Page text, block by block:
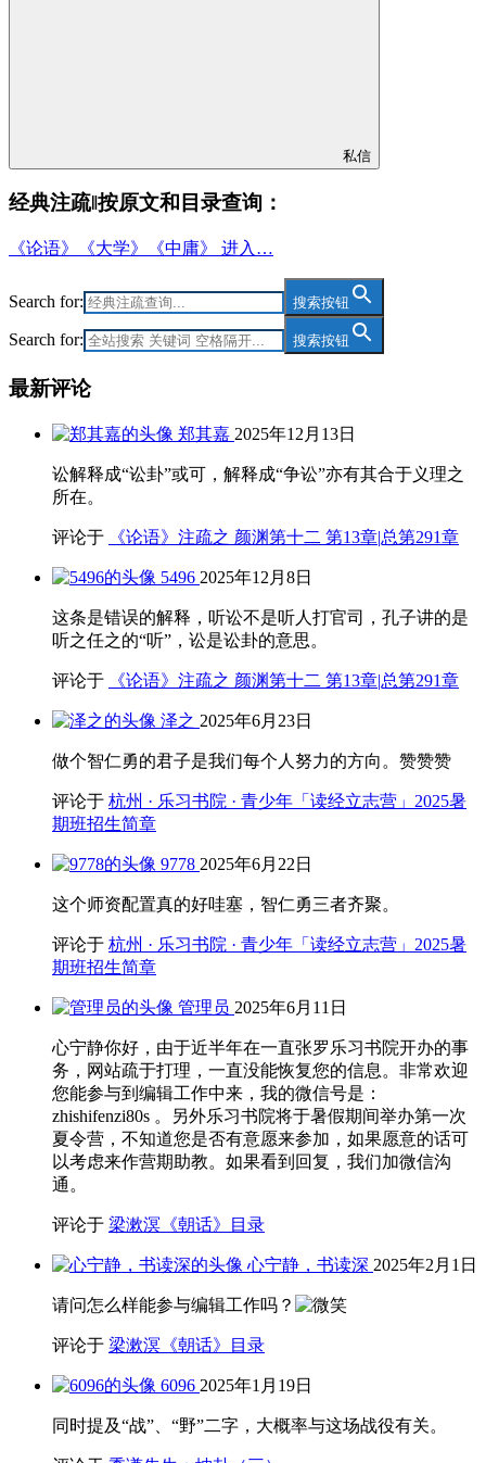
私信
经典注疏‖按原文和目录查询：
《论语》《大学》《中庸》 进入…
Search for: 搜索按钮
Search for: 搜索按钮
最新评论
郑其嘉 2025年12月13日
讼解释成“讼卦”或可，解释成“争讼”亦有其合于义理之
所在。
评论于 《论语》注疏之 颜渊第十二 第13章|总第291章
5496 2025年12月8日
这条是错误的解释，听讼不是听人打官司，孔子讲的是
听之任之的“听”，讼是讼卦的意思。
评论于 《论语》注疏之 颜渊第十二 第13章|总第291章
泽之 2025年6月23日
做个智仁勇的君子是我们每个人努力的方向。赞赞赞
评论于 杭州 · 乐习书院 · 青少年「读经立志营」2025暑
期班招生简章
9778 2025年6月22日
这个师资配置真的好哇塞，智仁勇三者齐聚。
评论于 杭州 · 乐习书院 · 青少年「读经立志营」2025暑
期班招生简章
管理员 2025年6月11日
心宁静你好，由于近半年在一直张罗乐习书院开办的事
务，网站疏于打理，一直没能恢复您的信息。非常欢迎
您能参与到编辑工作中来，我的微信号是：
zhishifenzi80s 。另外乐习书院将于暑假期间举办第一次
夏令营，不知道您是否有意愿来参加，如果愿意的话可
以考虑来作营期助教。如果看到回复，我们加微信沟
通。
评论于 梁漱溟《朝话》目录
心宁静，书读深 2025年2月1日
请问怎么样能参与编辑工作吗？
评论于 梁漱溟《朝话》目录
6096 2025年1月19日
同时提及“战”、“野”二字，大概率与这场战役有关。